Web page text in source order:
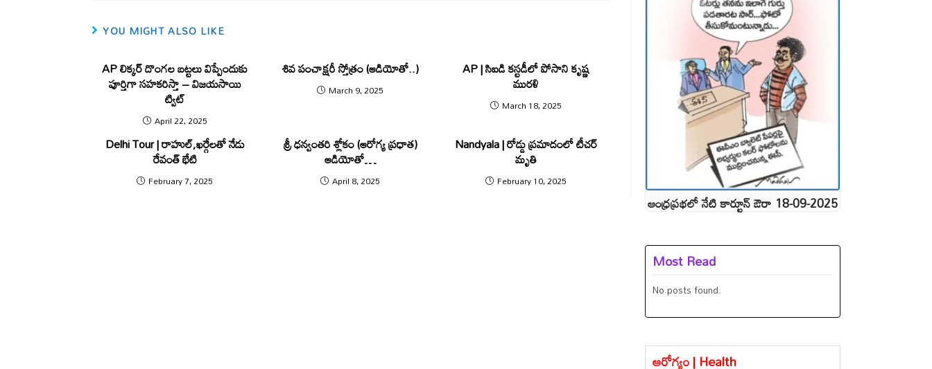
YOU MIGHT ALSO LIKE
AP లిక్క‌ర్ దొంగ‌ల బ‌ట్టలు విప్పేందుకు
పూర్తిగా స‌హ‌క‌రిస్తా – విజ‌యసాయి
ట్విట్
April 22, 2025
శివ పంచాక్షరీ స్తోత్రం (ఆడియోతో..)
March 9, 2025
AP | సిఐడి క‌స్ట‌డీలో పోసాని కృష్ణ
ముర‌ళి
March 18, 2025
Delhi Tour | రాహుల్,ఖర్గేలతో నేడు
రేవంత్ భేటి
February 7, 2025
శ్రీ ధ‌న్వంత‌రి శ్లోకం (ఆరోగ్య ప్ర‌ధాత‌)
ఆడియోతో…
April 8, 2025
Nandyala | రోడ్డు ప్రమాదంలో టీచర్
మృతి
February 10, 2025
ఆంధ్రప్రభలో నేటి కార్టూన్ ఔరా 18-09-2025
Most Read
No posts found.
ఆరోగ్యం | Health